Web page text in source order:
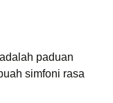
paduan
simfoni rasa